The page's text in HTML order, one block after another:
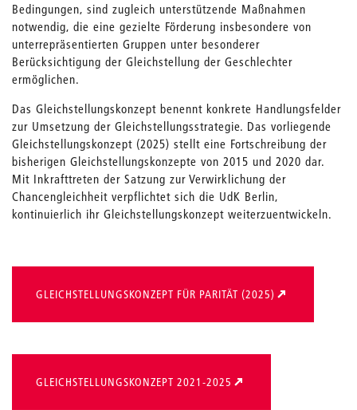
Bedingungen, sind zugleich unterstützende Maßnahmen
notwendig, die eine gezielte Förderung insbesondere von
unterrepräsentierten Gruppen unter besonderer
Berücksichtigung der Gleichstellung der Geschlechter
ermöglichen.
Das Gleichstellungskonzept benennt konkrete Handlungsfelder
zur Umsetzung der Gleichstellungsstrategie. Das vorliegende
Gleichstellungskonzept (2025) stellt eine Fortschreibung der
bisherigen Gleichstellungskonzepte von 2015 und 2020 dar.
Mit Inkrafttreten der Satzung zur Verwirklichung der
Chancengleichheit verpflichtet sich die UdK Berlin,
kontinuierlich ihr Gleichstellungskonzept weiterzuentwickeln.
GLEICHSTELLUNGSKONZEPT FÜR PARITÄT (2025)
GLEICHSTELLUNGSKONZEPT 2021-2025